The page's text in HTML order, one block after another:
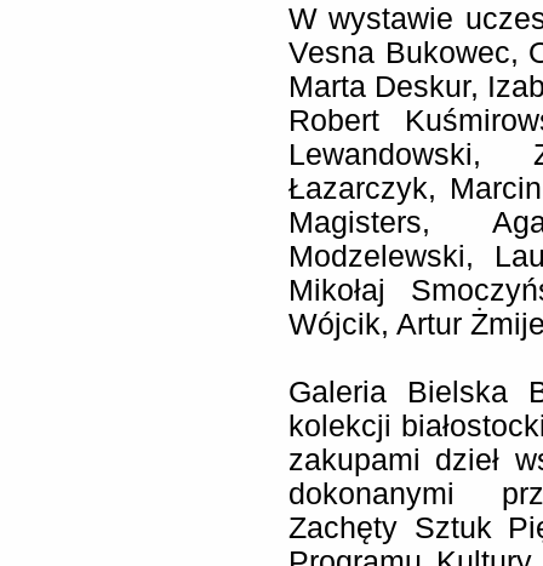
W wystawie
Vesna Bukowec,
Marta Deskur,
Robert
Lewandowski,
Łazarczyk,
Magisters,
Modzelewski,
Mikołaj
Wójcik, Artur
Galeria Bielska
kolekcji
zakupami dzieł
dokonanymi
Zachęty Sztuk